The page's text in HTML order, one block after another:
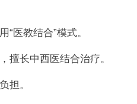
医教结合”模式。
擅长中西医结合治疗。
担。